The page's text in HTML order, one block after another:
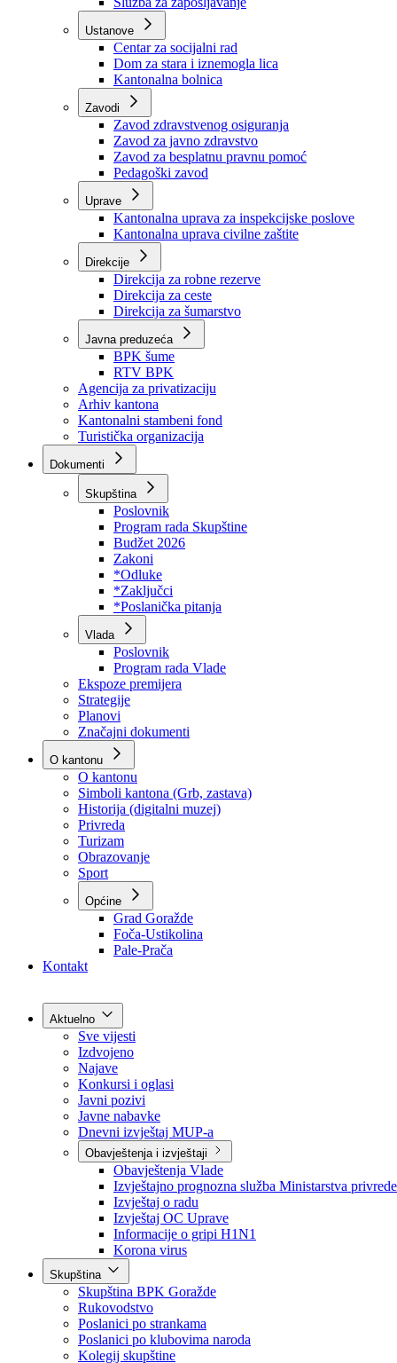
Služba za odnose s javnošću
Služba za zajedničke poslove
Služba za zapošljavanje
Ustanove
Centar za socijalni rad
Dom za stara i iznemogla lica
Kantonalna bolnica
Zavodi
Zavod zdravstvenog osiguranja
Zavod za javno zdravstvo
Zavod za besplatnu pravnu pomoć
Pedagoški zavod
Kantonalna uprava za inspekcijske poslove
Kantonalna uprava civilne zaštite
Direkcije
Direkcija za robne rezerve
Direkcija za ceste
Direkcija za šumarstvo
Javna preduzeća
BPK šume
RTV BPK
Agencija za privatizaciju
Arhiv kantona
Kantonalni stambeni fond
Turistička organizacija
Dokumenti
Skupština
Poslovnik
Program rada Skupštine
Budžet 2026
Zakoni
*Odluke
*Zaključci
*Poslanička pitanja
Vlada
Poslovnik
Program rada Vlade
Ekspoze premijera
Strategije
Planovi
Značajni dokumenti
O kantonu
O kantonu
Simboli kantona (Grb, zastava)
Historija (digitalni muzej)
Privreda
Turizam
Obrazovanje
Sport
Općine
Kontakt
Aktuelno
Sve vijesti
Izdvojeno
Najave
Konkursi i oglasi
Javni pozivi
Javne nabavke
Dnevni izvještaj MUP-a
Obavještenja i izvještaji
Obavještenja Vlade
Izvještajno prognozna služba Ministarstva privrede
Izvještaj o radu
Izvještaj OC Uprave
Informacije o gripi H1N1
Korona virus
Skupština
Skupština BPK Goražde
Rukovodstvo